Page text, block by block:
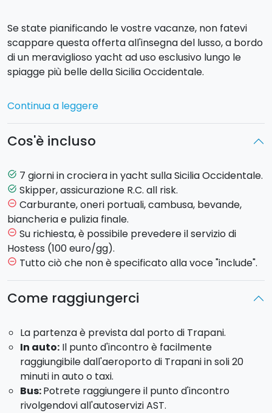
Se state pianificando le vostre vacanze, non fatevi
scappare questa offerta all'insegna del lusso, a bordo
di un meraviglioso yacht ad uso esclusivo lungo le
spiagge più belle della Sicilia Occidentale.
Una crociera che toccherà alcuni dei luoghi
naturalistici più belli ed unici di tutto il Mediterraneo.
questa esperienza unica!
Partendo da Trapani, avrete la possibilità di esplorare
la riserva naturale delle Isole Egadi con
Levanzo, conosciute per le acque cristalline, le
calette suggestive e le spiagge paradisiache.
Poi sarà la volta diMarettimo, la celebre "Itaca" di
Ulisse, con le sue grotte e cale uniche che potrete
raggiungere solo dal mare.
San Vito lo Capo Riserva dello Zingaro
regaleranno momenti indimenticabili per una
acque limpide ed incontaminate lungo tutta la riserva.
Nel caratteristico centro turistico diSan Vito lo
Caponon potrete perdervi una cena a base di cous-
cous per il quale è celebre in tutto il mondo!
Per tutta la settimana potrete godere delle isole più
belle della costa occidentale della Sicilia, nel comfort
Continua a leggere
Cos'è incluso
task_alt 7 giorni in crociera in yacht sulla Sicilia Occidentale.
task_alt Skipper, assicurazione R.C. all risk.
remove_circle_outline Carburante, oneri portuali, cambusa, bevande,
biancheria e pulizia finale.
remove_circle_outline Su richiesta, è possibile prevedere il servizio di
Hostess (100 euro/gg).
remove_circle_outline Tutto ciò che non è specificato alla voce "include".
Come raggiungerci
La partenza è prevista dal porto di Trapani.
In auto:Il punto d'incontro è facilmente
raggiungibile dall'aeroporto di Trapani in soli 20
minuti in auto o taxi.
Bus:Potrete raggiungere il punto d'incontro
rivolgendovi all'autoservizi AST.